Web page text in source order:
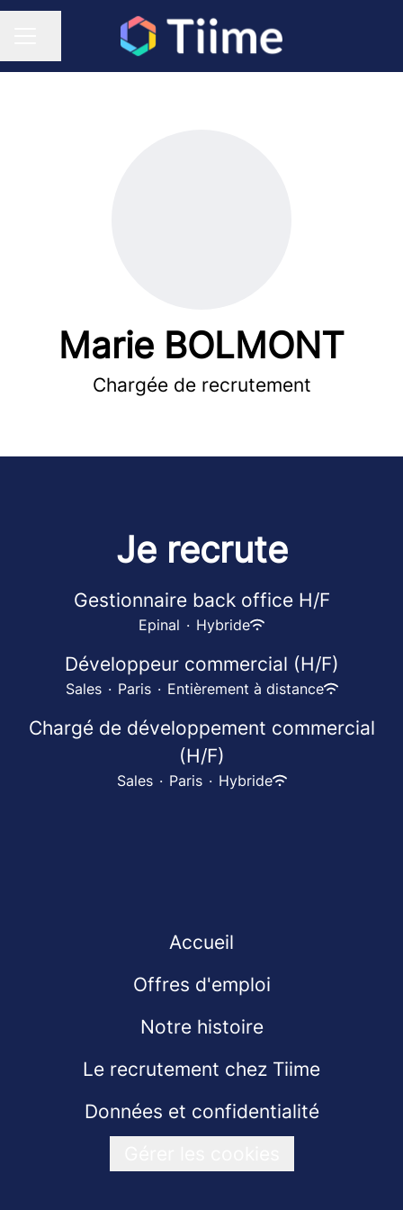
Partager la page
Marie BOLMONT
Chargée de recrutement
Je recrute
Gestionnaire back office H/F
Epinal · Hybride
Développeur commercial (H/F)
Sales · Paris · Entièrement à distance
Chargé de développement commercial
(H/F)
Sales · Paris · Hybride
Accueil
Offres d'emploi
Notre histoire
Le recrutement chez Tiime
Données et confidentialité